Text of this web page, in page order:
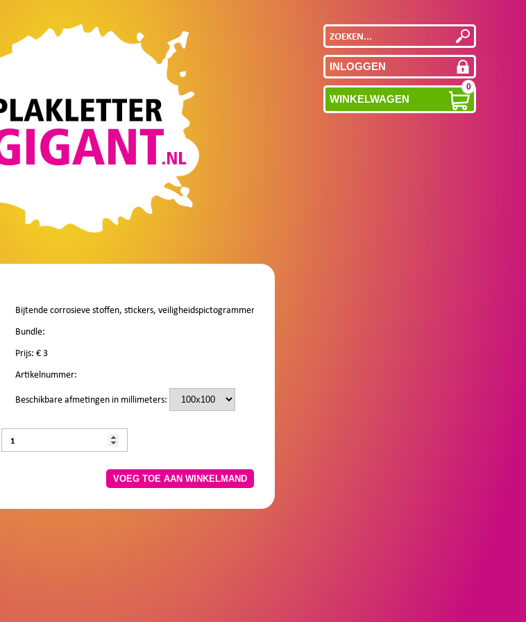
INLOGGEN
WINKELWAGEN
0
Bundle:
Prijs: €3
Artikelnummer:
Beschikbare afmetingen in millimeters:
VOEG TOE AAN WINKELMAND